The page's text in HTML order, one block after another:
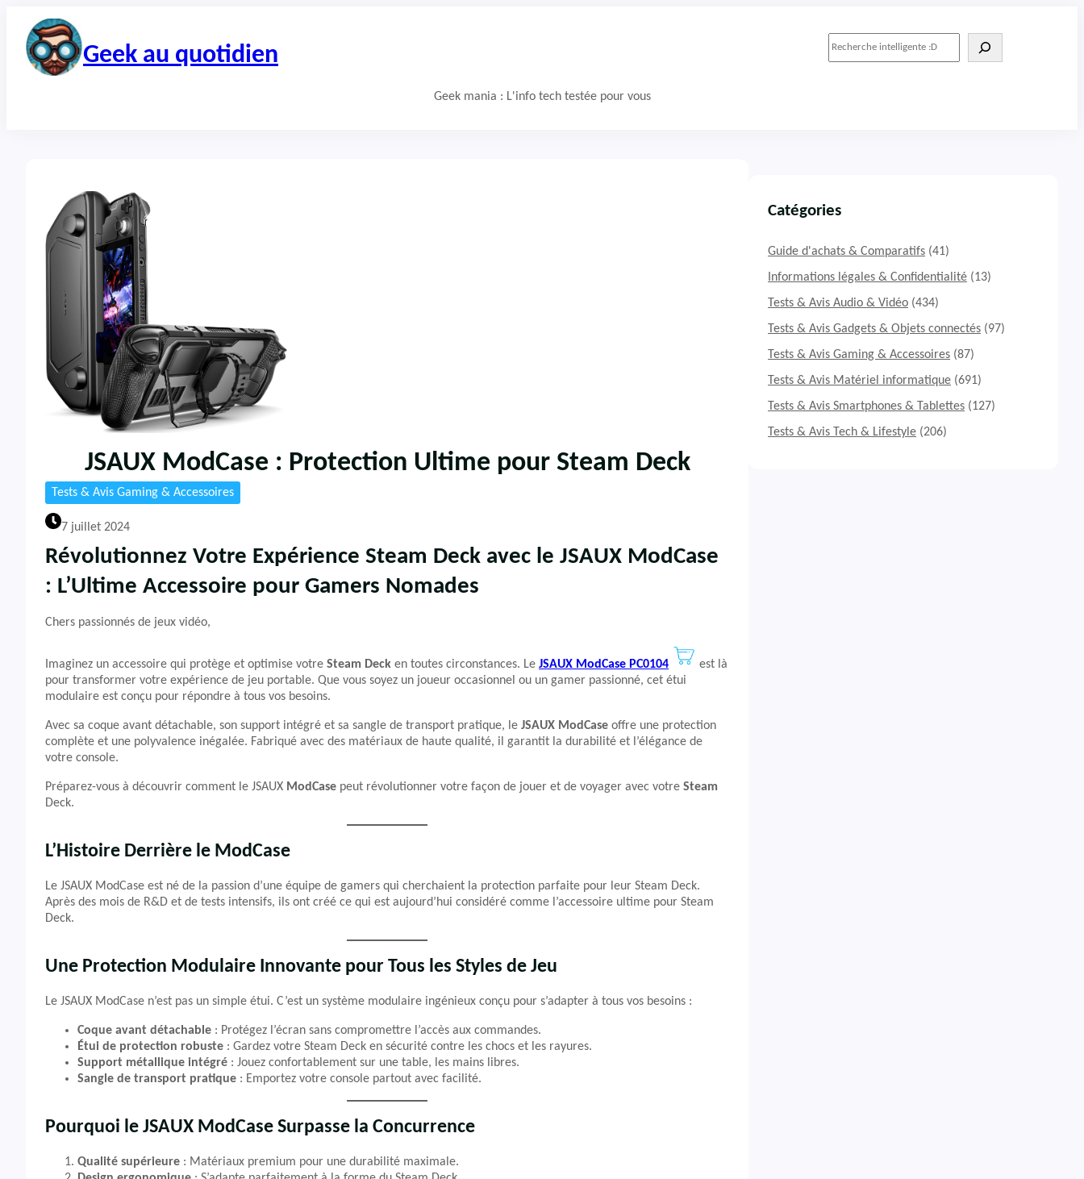
contenu
Geek au quotidien
Geek mania : L'info tech testée pour vous
JSAUX ModCase : Protection Ultime pour Steam Deck
Tests & Avis Gaming & Accessoires
7 juillet 2024
Révolutionnez Votre Expérience Steam Deck avec le JSAUX ModCase
: L’Ultime Accessoire pour Gamers Nomades
Chers passionnés de jeux vidéo,
Imaginez un accessoire qui protège et optimise votre Steam Deck en toutes circonstances. Le JSAUX ModCase PC0104
est là
pour transformer votre expérience de jeu portable. Que vous soyez un joueur occasionnel ou un gamer passionné, cet étui
modulaire est conçu pour répondre à tous vos besoins.
Avec sa coque avant détachable, son support intégré et sa sangle de transport pratique, le JSAUX ModCase offre une protection
complète et une polyvalence inégalée. Fabriqué avec des matériaux de haute qualité, il garantit la durabilité et l’élégance de
votre console.
Préparez-vous à découvrir comment le JSAUX ModCase peut révolutionner votre façon de jouer et de voyager avec votre Steam
Deck.
L’Histoire Derrière le ModCase
Le JSAUX ModCase est né de la passion d’une équipe de gamers qui cherchaient la protection parfaite pour leur Steam Deck.
Après des mois de R&D et de tests intensifs, ils ont créé ce qui est aujourd’hui considéré comme l’accessoire ultime pour Steam
Deck.
Une Protection Modulaire Innovante pour Tous les Styles de Jeu
Le JSAUX ModCase n’est pas un simple étui. C’est un système modulaire ingénieux conçu pour s’adapter à tous vos besoins :
Coque avant détachable : Protégez l’écran sans compromettre l’accès aux commandes.
Étui de protection robuste : Gardez votre Steam Deck en sécurité contre les chocs et les rayures.
Support métallique intégré : Jouez confortablement sur une table, les mains libres.
Sangle de transport pratique : Emportez votre console partout avec facilité.
Pourquoi le JSAUX ModCase Surpasse la Concurrence
Qualité supérieure : Matériaux premium pour une durabilité maximale.
Catégories
Guide d'achats & Comparatifs (41)
Informations légales & Confidentialité (13)
Tests & Avis Audio & Vidéo (434)
Tests & Avis Gadgets & Objets connectés (97)
Tests & Avis Gaming & Accessoires (87)
Tests & Avis Matériel informatique (691)
Tests & Avis Smartphones & Tablettes (127)
Tests & Avis Tech & Lifestyle (206)